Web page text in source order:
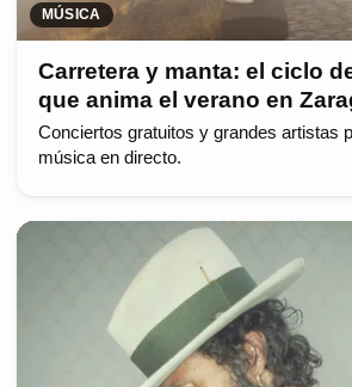
MÚSICA
Carretera y manta: el ciclo
que anima el verano en
Conciertos gratuitos y grandes artistas
música en directo.